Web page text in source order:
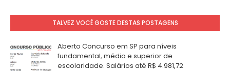
TALVEZ VOCÊ GOSTE DESTAS POSTAGENS
Aberto Concurso em SP para níveis
fundamental, médio e superior de
escolaridade. Salários até R$ 4.981,72